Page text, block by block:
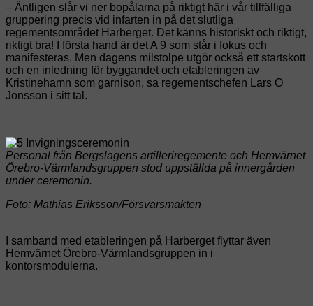
– Äntligen slår vi ner bopålarna på riktigt här i vår tillfälliga
gruppering precis vid infarten in på det slutliga
regementsområdet Harberget. Det känns historiskt och riktigt,
riktigt bra! I första hand är det A 9 som står i fokus och
manifesteras. Men dagens milstolpe utgör också ett startskott
och en inledning för byggandet och etableringen av
Kristinehamn som garnison, sa regementschefen Lars O
Jonsson i sitt tal.
Personal från Bergslagens artilleriregemente och Hemvärnet
Örebro-Värmlandsgruppen stod uppställda på innergården
under ceremonin.
Foto: Mathias Eriksson/Försvarsmakten
I samband med etableringen på Harberget flyttar även
Hemvärnet Örebro-Värmlandsgruppen in i
kontorsmodulerna.